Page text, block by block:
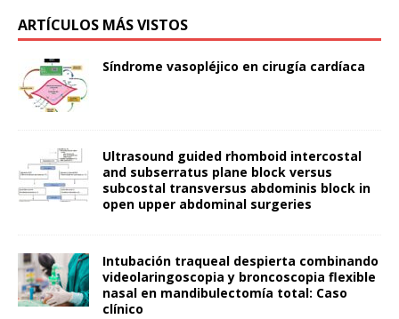
ARTÍCULOS MÁS VISTOS
Síndrome vasopléjico en cirugía cardíaca
Ultrasound guided rhomboid intercostal
and subserratus plane block versus
subcostal transversus abdominis block in
open upper abdominal surgeries
Intubación traqueal despierta combinando
videolaringoscopia y broncoscopia flexible
nasal en mandibulectomía total: Caso
clínico